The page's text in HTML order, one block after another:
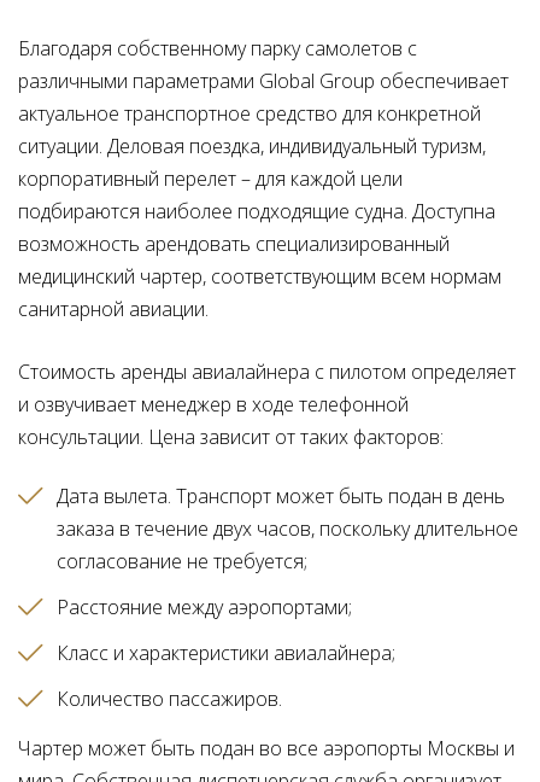
Благодаря собственному парку самолетов с
различными параметрами Global Group обеспечивает
актуальное транспортное средство для конкретной
ситуации. Деловая поездка, индивидуальный туризм,
корпоративный перелет – для каждой цели
подбираются наиболее подходящие судна. Доступна
возможность арендовать специализированный
медицинский чартер, соответствующим всем нормам
санитарной авиации.
Стоимость аренды авиалайнера с пилотом определяет
и озвучивает менеджер в ходе телефонной
консультации. Цена зависит от таких факторов:
Дата вылета. Транспорт может быть подан в день
заказа в течение двух часов, поскольку длительное
согласование не требуется
Расстояние между аэропортами
Класс и характеристики авиалайнера
Количество пассажиров
Чартер может быть подан во все аэропорты Москвы и